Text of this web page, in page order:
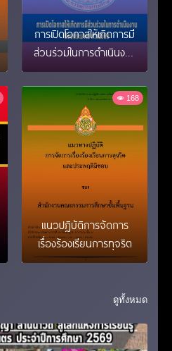
การเปิดโอกาสให้เกิดการมี
ส่วนร่วมในการดำเนินงาน
ปีงบประมาณ พ.ศ2569
168
แนวปฏิบัติการจัดการ
เรื่องร้องเรียนการทุจริต
ดูทั้งหมด